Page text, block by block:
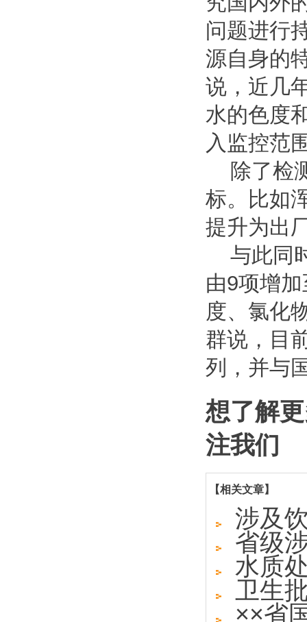
问题进行
源自身的
说，近几
水的色度
入监控范
除了检
标。比如
提升为出
与此同
由9项增
度、氯化
群说，目
列，并与
想了解
注我们
【相关文章】
涉及
省级
水质
卫生
××省